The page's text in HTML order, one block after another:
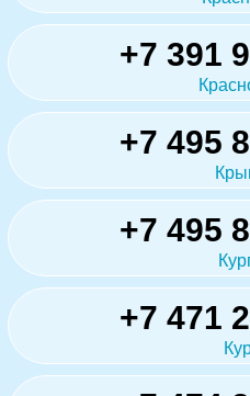
+7 391
+7 495
+7 495
+7 471